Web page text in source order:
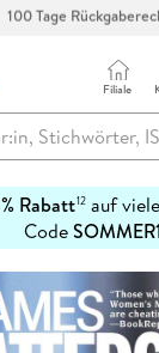
Abholung in über 100
Filiale
Rabatt12auf
Code